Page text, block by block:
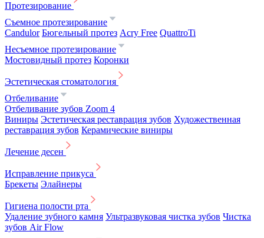
Протезирование
Съемное протезирование
Candulor Бюгельный протез Acry Free QuattroTi
Несъемное протезирование
Мостовидный протез Коронки
Эстетическая стоматология
Отбеливание
Отбеливание зубов Zoom 4
Виниры Эстетическая реставрация зубов Художественная
реставрация зубов Керамические виниры
Лечение десен
Исправление прикуса
Брекеты Элайнеры
Гигиена полости рта
Удаление зубного камня Ультразвуковая чистка зубов Чистка
зубов Air Flow